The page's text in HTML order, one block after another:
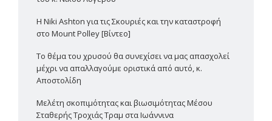
Η Niki Ashton για τις Σκουριές και την καταστροφή
στο Mount Polley [Βίντεο]
Το θέμα του χρυσού θα συνεχίσει να μας απασχολεί
μέχρι να απαλλαγούμε οριστικά από αυτό, κ.
Αποστολίδη
Μελέτη σκοπιμότητας και βιωσιμότητας Μέσου
Σταθερής Τροχιάς Τραμ στα Ιωάννινα